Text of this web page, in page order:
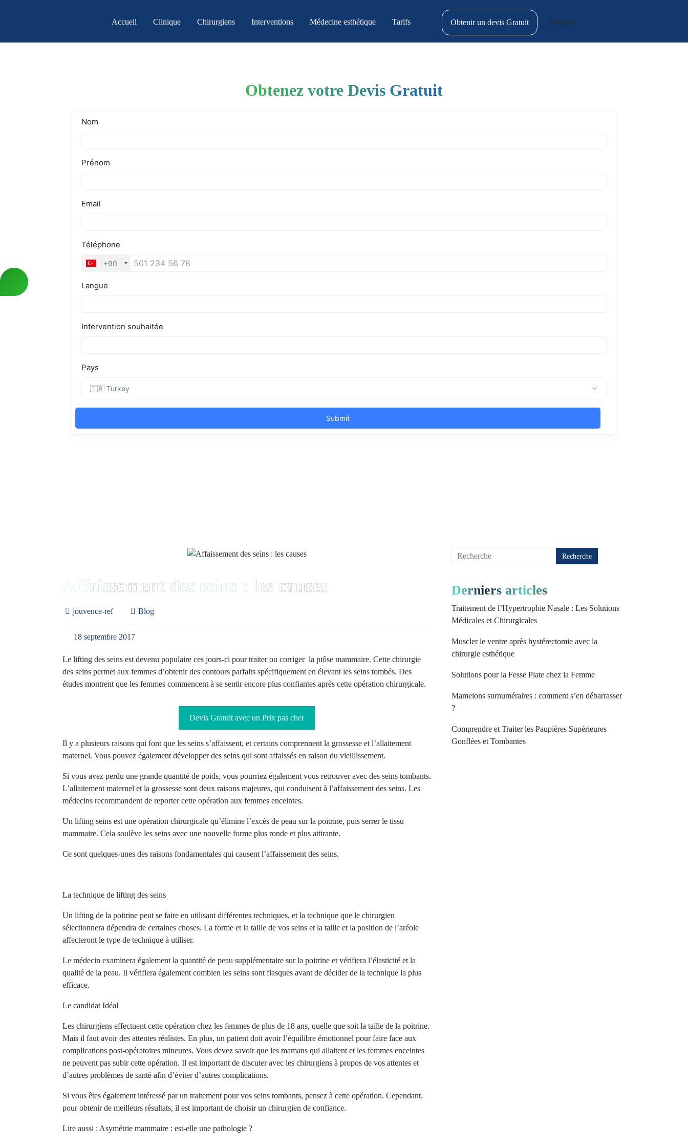
Accueil Clinique Chirurgiens Interventions Médecine esthétique Tarifs Obtenir un devis Gratuit Français
Obtenez votre Devis Gratuit
Affaissement des seins : les causes
jouvence-ref Blog
18 septembre 2017
Le lifting des seins est devenu populaire ces jours-ci pour traiter ou corriger la ptôse mammaire. Cette chirurgie
des seins permet aux femmes d’obtenir des contours parfaits spécifiquement en élevant les seins tombés. Des
études montrent que les femmes commencent à se sentir encore plus confiantes après cette opération chirurgicale.
Devis Gratuit avec un Prix pas cher
Il y a plusieurs raisons qui font que les seins s’affaissent, et certains comprennent la grossesse et l’allaitement
maternel. Vous pouvez également développer des seins qui sont affaissés en raison du vieillissement.
Si vous avez perdu une grande quantité de poids, vous pourriez également vous retrouver avec des seins tombants.
L’allaitement maternel et la grossesse sont deux raisons majeures, qui conduisent à l’affaissement des seins. Les
médecins recommandent de reporter cette opération aux femmes enceintes.
Un lifting seins est une opération chirurgicale qu’élimine l’excès de peau sur la poitrine, puis serrer le tissu
mammaire. Cela soulève les seins avec une nouvelle forme plus ronde et plus attirante.
Ce sont quelques-unes des raisons fondamentales qui causent l’affaissement des seins.
La technique de lifting des seins
Un lifting de la poitrine peut se faire en utilisant différentes techniques, et la technique que le chirurgien
sélectionnera dépendra de certaines choses. La forme et la taille de vos seins et la taille et la position de l’aréole
affecteront le type de technique à utiliser.
Le médecin examinera également la quantité de peau supplémentaire sur la poitrine et vérifiera l’élasticité et la
qualité de la peau. Il vérifiera également combien les seins sont flasques avant de décider de la technique la plus
efficace.
Le candidat Idéal
Les chirurgiens effectuent cette opération chez les femmes de plus de 18 ans, quelle que soit la taille de la poitrine.
Mais il faut avoir des attentes réalistes. En plus, un patient doit avoir l’équilibre émotionnel pour faire face aux
complications post-opératoires mineures. Vous devez savoir que les mamans qui allaitent et les femmes enceintes
ne peuvent pas subir cette opération. Il est important de discuter avec les chirurgiens à propos de vos attentes et
d’autres problèmes de santé afin d’éviter d’autres complications.
Si vous êtes également intéressé par un traitement pour vos seins tombants, pensez à cette opération. Cependant,
pour obtenir de meilleurs résultats, il est important de choisir un chirurgien de confiance.
Lire aussi : Asymétrie mammaire : est-elle une pathologie ?
Derniers articles
Traitement de l’Hypertrophie Nasale : Les Solutions
Médicales et Chirurgicales
Muscler le ventre après hystérectomie avec la
chirurgie esthétique
Solutions pour la Fesse Plate chez la Femme
Mamelons surnuméraires : comment s’en débarrasser
?
Comprendre et Traiter les Paupières Supérieures
Gonflées et Tombantes